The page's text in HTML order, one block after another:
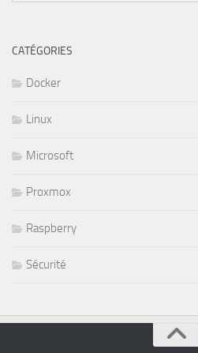
CATÉGORIES
Docker
Linux
Microsoft
Proxmox
Raspberry
Sécurité